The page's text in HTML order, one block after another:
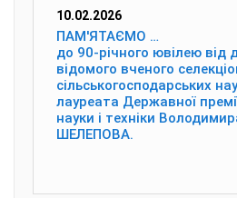
10.02.2026
ПАМ'ЯТАЄМО …
до 90-річного ювілею від
відомого вченого
сільськогосподарських
лауреата Державної
науки і техніки
ШЕЛЕПОВА.